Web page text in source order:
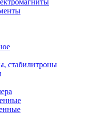
стабилитроны